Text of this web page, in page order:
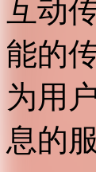
互动
能的
为用
息的